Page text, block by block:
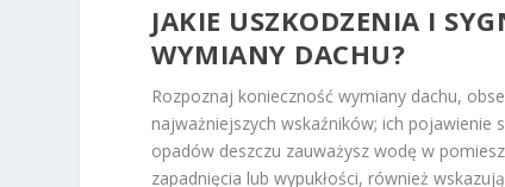
JAKIE USZKODZENIA I
WYMIANY DACHU?
Rozpoznaj konieczność wymiany dachu,
najważniejszych wskaźników; ich pojawienie
opadów deszczu zauważysz wodę w
zapadnięcia lub wypukłości, również